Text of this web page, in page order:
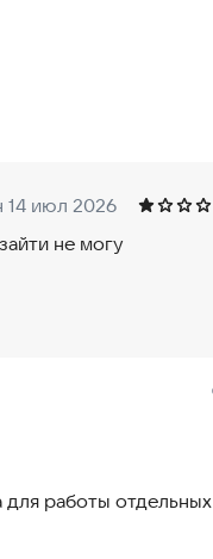
бака открытым.
14 июл 2026
не могу
работы отдельных